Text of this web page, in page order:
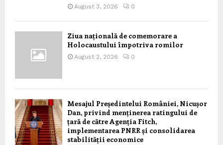
August 3, 2026 0
Ziua națională de comemorare a
Holocaustului împotriva romilor
August 2, 2026 0
Mesajul Președintelui României, Nicușor
Dan, privind menținerea ratingului de
țară de către Agenția Fitch,
implementarea PNRR și consolidarea
stabilității economice